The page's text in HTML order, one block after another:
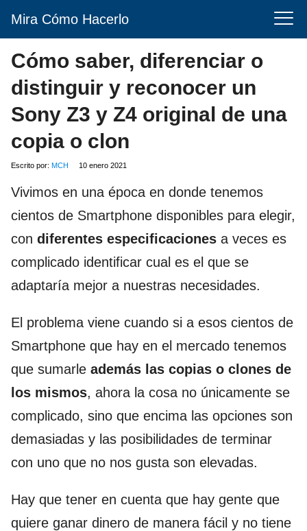
Mira Cómo Hacerlo
Cómo saber, diferenciar o
distinguir y reconocer un
Sony Z3 y Z4 original de una
copia o clon
Escrito por: MCH 10 enero 2021
Vivimos en una época en donde tenemos
cientos de Smartphone disponibles para elegir,
con diferentes especificaciones a veces es
complicado identificar cual es el que se
adaptaría mejor a nuestras necesidades.
El problema viene cuando si a esos cientos de
Smartphone que hay en el mercado tenemos
que sumarle además las copias o clones de
los mismos, ahora la cosa no únicamente se
complicado, sino que encima las opciones son
demasiadas y las posibilidades de terminar
con uno que no nos gusta son elevadas.
Hay que tener en cuenta que hay gente que
quiere ganar dinero de manera fácil y no tiene